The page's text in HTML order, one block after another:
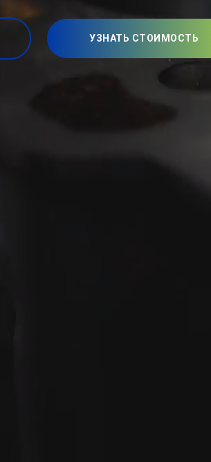
УЗНАТЬ СТОИМОСТЬ